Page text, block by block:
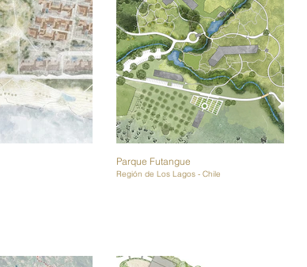
Parque Futangue
Región de Los Lagos - Chile